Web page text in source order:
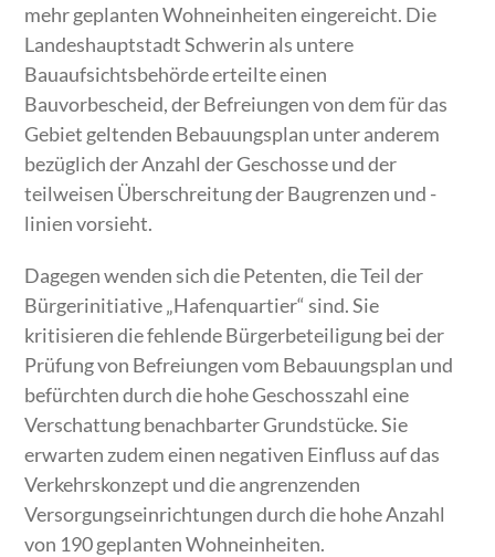
mehr geplanten Wohneinheiten eingereicht. Die
Landeshauptstadt Schwerin als untere
Bauaufsichtsbehörde erteilte einen
Bauvorbescheid, der Befreiungen von dem für das
Gebiet geltenden Bebauungsplan unter anderem
bezüglich der Anzahl der Geschosse und der
teilweisen Überschreitung der Baugrenzen und -
linien vorsieht.
Dagegen wenden sich die Petenten, die Teil der
Bürgerinitiative „Hafenquartier“ sind. Sie
kritisieren die fehlende Bürgerbeteiligung bei der
Prüfung von Befreiungen vom Bebauungsplan und
befürchten durch die hohe Geschosszahl eine
Verschattung benachbarter Grundstücke. Sie
erwarten zudem einen negativen Einfluss auf das
Verkehrskonzept und die angrenzenden
Versorgungseinrichtungen durch die hohe Anzahl
von 190 geplanten Wohneinheiten.